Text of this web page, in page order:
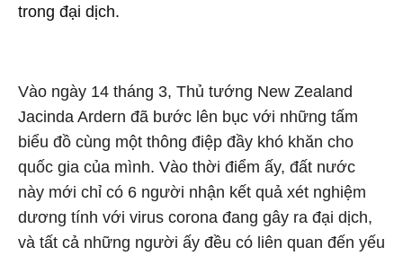
trong đại dịch.
Vào ngày 14 tháng 3, Thủ tướng New Zealand
Jacinda Ardern đã bước lên bục với những tấm
biểu đồ cùng một thông điệp đầy khó khăn cho
quốc gia của mình. Vào thời điểm ấy, đất nước
này mới chỉ có 6 người nhận kết quả xét nghiệm
dương tính với virus corona đang gây ra đại dịch,
và tất cả những người ấy đều có liên quan đến yếu